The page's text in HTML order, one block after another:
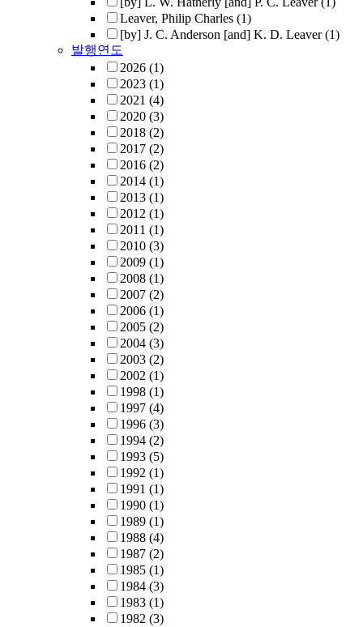
Leaver, Philip Charles (1)
[by] J. C. Anderson [and] K. D. Leaver (1)
발행연도
2026 (1)
2023 (1)
2021 (4)
2020 (3)
2018 (2)
2017 (2)
2016 (2)
2014 (1)
2013 (1)
2012 (1)
2011 (1)
2010 (3)
2009 (1)
2008 (1)
2007 (2)
2006 (1)
2005 (2)
2004 (3)
2003 (2)
2002 (1)
1998 (1)
1997 (4)
1996 (3)
1994 (2)
1993 (5)
1992 (1)
1991 (1)
1990 (1)
1989 (1)
1988 (4)
1987 (2)
1985 (1)
1984 (3)
1983 (1)
1982 (3)